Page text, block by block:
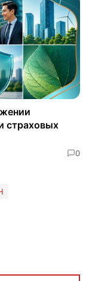
страховых
0